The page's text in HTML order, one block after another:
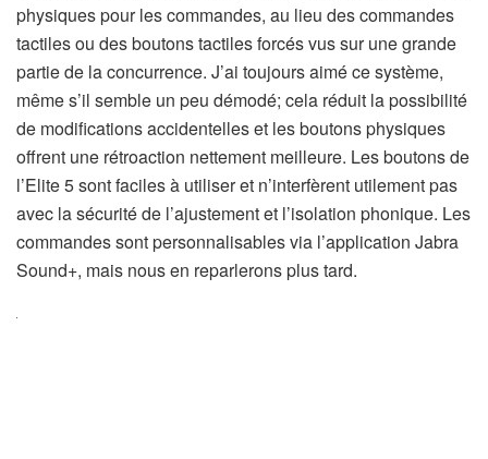
physiques pour les commandes, au lieu des commandes
tactiles ou des boutons tactiles forcés vus sur une grande
partie de la concurrence. J’ai toujours aimé ce système,
même s’il semble un peu démodé; cela réduit la possibilité
de modifications accidentelles et les boutons physiques
offrent une rétroaction nettement meilleure. Les boutons de
l’Elite 5 sont faciles à utiliser et n’interfèrent utilement pas
avec la sécurité de l’ajustement et l’isolation phonique. Les
commandes sont personnalisables via l’application Jabra
Sound+, mais nous en reparlerons plus tard.